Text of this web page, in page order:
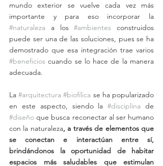
mundo exterior se vuelve cada vez más
#naturaleza a los #ambientes construidos
puede ser una de las soluciones, pues se ha
#beneficios cuando se lo hace de la manera
adecuada.
La #arquitectura #biofílica se ha popularizado
en este aspecto, siendo la #disciplina
#diseño que busca reconectar al ser humano
con la naturaleza, a través de elementos que
se conectan e interactúan entre sí,
brindándonos la oportunidad de habitar
espacios más saludables que estimulan